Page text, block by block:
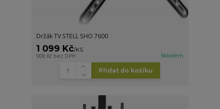
Držák TV STELL SHO 7600
1 099 Kč/KS
908 Kč bez DPH Skladem
Přidat do košíku